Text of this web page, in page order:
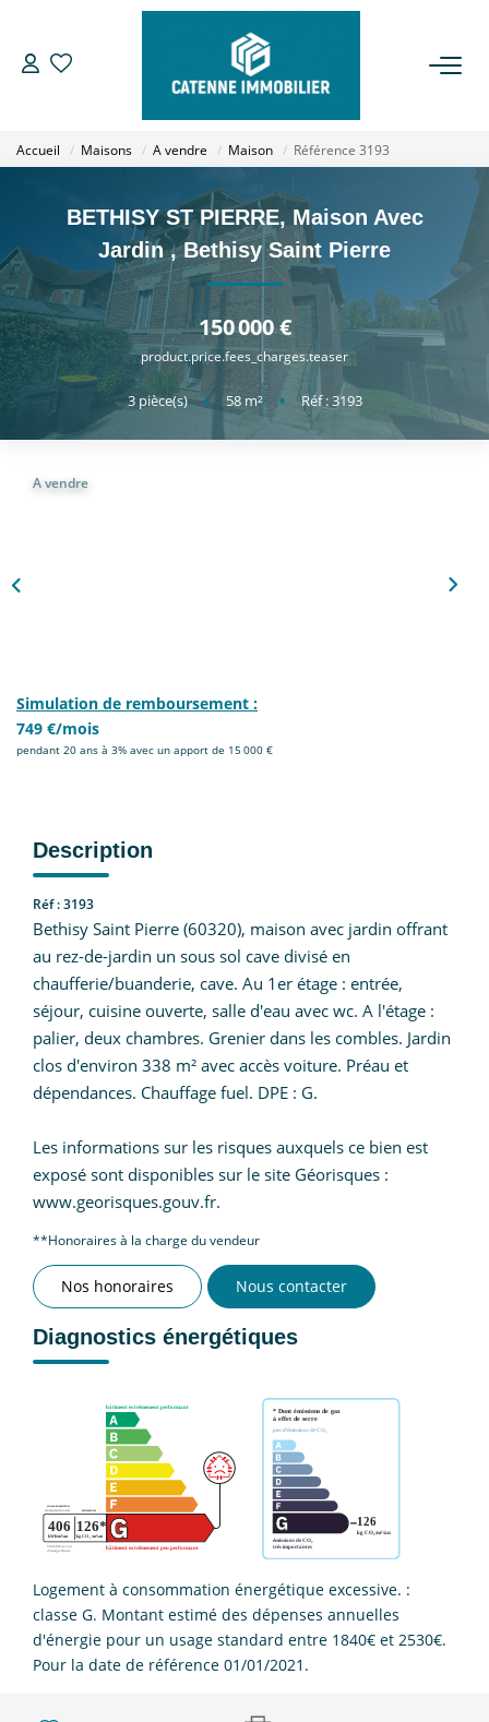
LOUER
ESTIMER
GESTION
NOTRE AGENCE
Qui Sommes Nous
Accueil Maisons A vendre Maison Référence 3193
BETHISY ST PIERRE, Maison Avec
Jardin,Bethisy Saint Pierre
150 000 €
product.price.fees_charges.teaser
3pièce(s) • 58m² • Réf : 3193
A vendre
Simulation de remboursement :
749 €/mois
pendant 20 ans à 3% avec un apport de 15 000 €
Description
Réf : 3193
Bethisy Saint Pierre (60320), maison avec jardin offrant
au rez-de-jardin un sous sol cave divisé en
chaufferie/buanderie, cave. Au 1er étage : entrée,
séjour, cuisine ouverte, salle d'eau avec wc. A l'étage :
palier, deux chambres. Grenier dans les combles. Jardin
clos d'environ 338 m² avec accès voiture. Préau et
dépendances. Chauffage fuel. DPE : G.
Les informations sur les risques auxquels ce bien est
exposé sont disponibles sur le site Géorisques :
www.georisques.gouv.fr.
**Honoraires à la charge du vendeur
Nos honoraires Nous contacter
Diagnostics énergétiques
Logement à consommation énergétique excessive. :
classe G. Montant estimé des dépenses annuelles
d'énergie pour un usage standard entre 1840€ et 2530€.
Pour la date de référence 01/01/2021.